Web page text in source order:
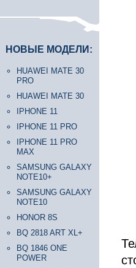
НОВЫЕ МОДЕЛИ:
HUAWEI MATE 30
PRO
HUAWEI MATE 30
IPHONE 11
IPHONE 11 PRO
IPHONE 11 PRO
MAX
SAMSUNG GALAXY
NOTE10+
SAMSUNG GALAXY
NOTE10
HONOR 8S
BQ 2818 ART XL+
BQ 1846 ONE
POWER